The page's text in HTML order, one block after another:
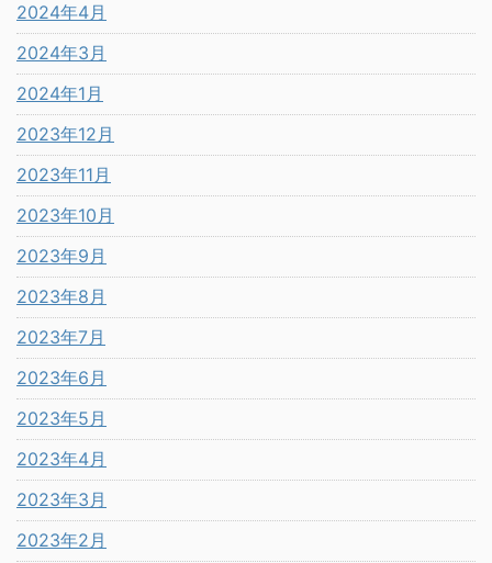
2024年4月
2024年3月
2024年1月
2023年12月
2023年11月
2023年10月
2023年9月
2023年8月
2023年7月
2023年6月
2023年5月
2023年4月
2023年3月
2023年2月